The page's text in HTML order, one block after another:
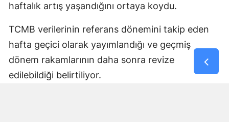
haftalık artış yaşandığını ortaya koydu.
TCMB verilerinin referans dönemini takip eden
hafta geçici olarak yayımlandığı ve geçmiş
dönem rakamlarının daha sonra revize
edilebildiği belirtiliyor.